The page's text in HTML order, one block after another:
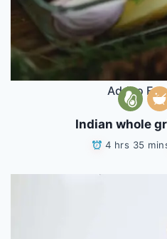
Add to
Indian whole
4 hrs 35